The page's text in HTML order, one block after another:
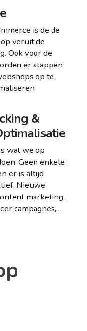
is de de
veruit de
Ook voor de
er stappen
op te
&
wat we op
Geen enkele
er is altijd
Nieuwe
marketing,
campagnes,…